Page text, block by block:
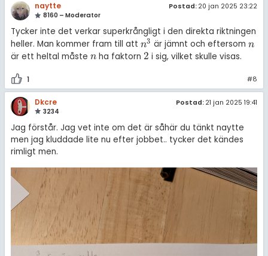
naytte
8160 – Moderator
Postad: 20 jan 2025 23:22
Tycker inte det verkar superkrångligt i den direkta riktningen
heller. Man kommer fram till att n3
n3 är jämnt och eftersom n
n
är ett heltal måste n
nha faktorn 2
2 i sig, vilket skulle visas.
1 #8
Dkcre
3234
Postad: 21 jan 2025 19:41
Jag förstår. Jag vet inte om det är såhär du tänkt naytte
men jag kluddade lite nu efter jobbet.. tycker det kändes
rimligt men.